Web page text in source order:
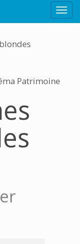
Patrimoine